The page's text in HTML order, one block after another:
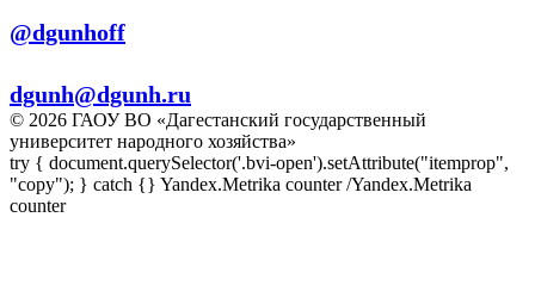
@dgunhoff
dgunh@dgunh.ru
© 2026 ГАОУ ВО «Дагестанский государственный
университет народного хозяйства»
try { document.querySelector('.bvi-open').setAttribute("itemprop",
"copy"); } catch {} Yandex.Metrika counter/Yandex.Metrika
counter